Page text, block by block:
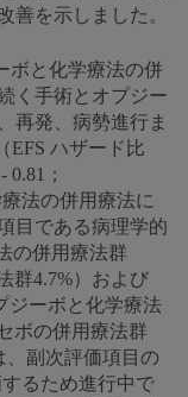
善を示しました。
ボと化学療法の併
く手術とオプジー
再発、病勢進行ま
EFS ハザード比
；
法の併用療法に
目である病理学的
の併用療法群
群4.7%）および
ジーボと化学療法
ボの併用療法群
、副次評価項目の
るため進行中で